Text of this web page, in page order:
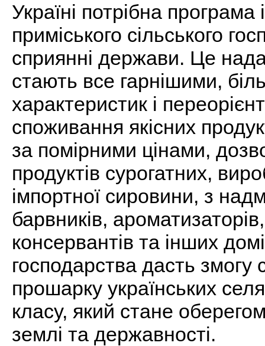
Україні потрібна програма
приміського сільського
сприянні держави. Це
стають все гарнішими,
характеристик і
споживання якісних
за помірними цінами,
продуктів сурогатних,
імпортної сировини, з
барвників,
консервантів та інших
господарства дасть
прошарку українських
класу, який стане оберегом
землі та державності.